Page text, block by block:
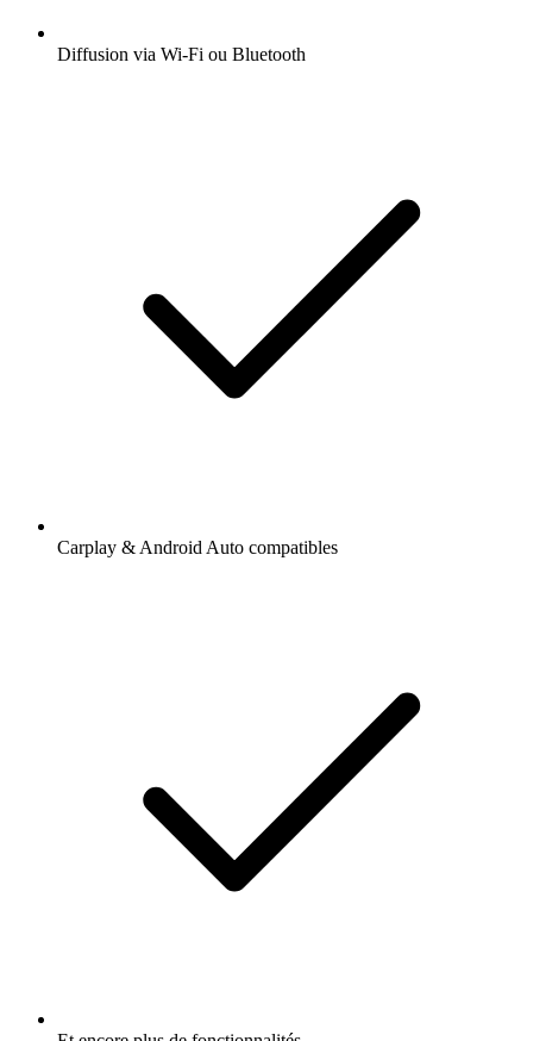
Diffusion via Wi-Fi ou Bluetooth
Carplay & Android Auto compatibles